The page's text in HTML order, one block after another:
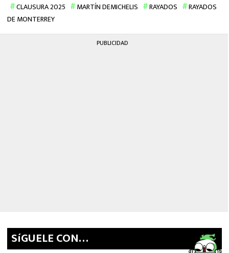
CLAUSURA 2025 MARTÍN DEMICHELIS RAYADOS
RAYADOS
DE MONTERREY
PUBLICIDAD
SíGUELE CON…